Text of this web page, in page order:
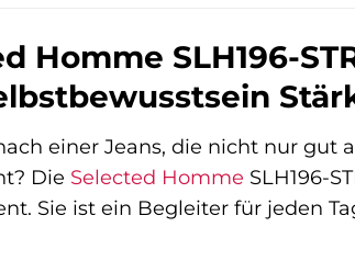
Homme SLH196-
einer Jeans, die nicht nur
Die Selected Homme SLH196-
Sie ist ein Begleiter für jeden